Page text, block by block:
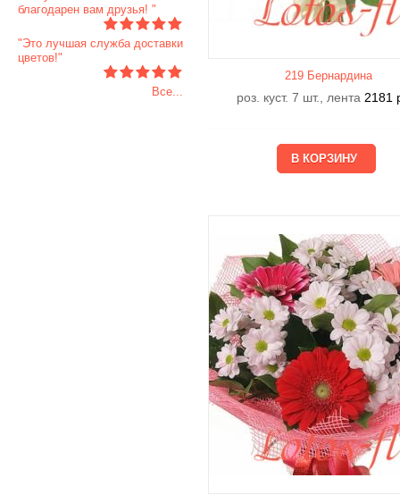
благодарен вам друзья! "
"Это лучшая служба доставки
цветов!"
Все...
219 Бернардина
роз. куст. 7 шт., лента 2181